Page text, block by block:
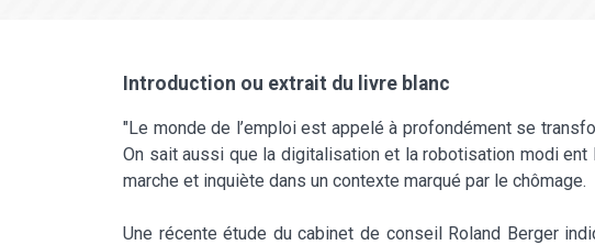
Introduction ou extrait du livre blanc
"Le monde de l’emploi est appelé à profondément se
On sait aussi que la digitalisation et la robotisation modi
marche et inquiète dans un contexte marqué par le chômage.
Une récente étude du cabinet de conseil Roland Berger